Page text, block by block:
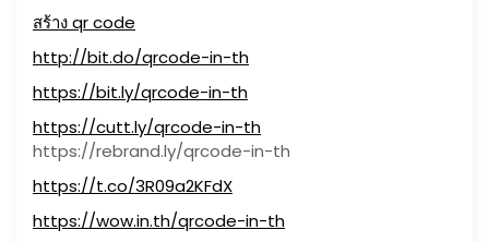
สร้าง qr code
http://bit.do/qrcode-in-th
https://bit.ly/qrcode-in-th
https://cutt.ly/qrcode-in-th
https://rebrand.ly/qrcode-in-th
https://t.co/3R09a2KFdX
https://wow.in.th/qrcode-in-th